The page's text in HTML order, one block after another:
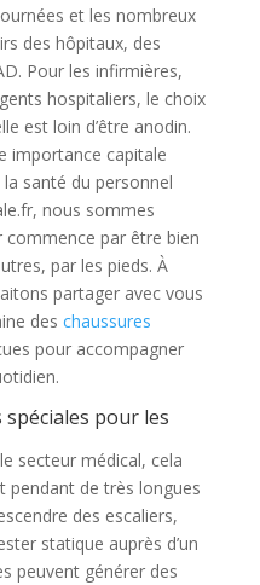
et les nombreux
des hôpitaux, des
Pour les infirmières,
hospitaliers, le choix
est loin d’être anodin.
importance capitale
santé du personnel
nous sommes
commence par être bien
par les pieds. À
partager avec vous
des chaussures
pour accompagner
pour les
secteur médical, cela
pendant de très longues
des escaliers,
statique auprès d’un
peuvent générer des